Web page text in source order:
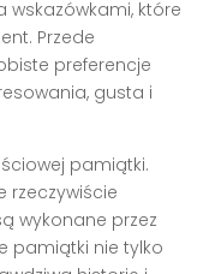
wskazówkami, które
Przede
preferencje
gusta i
pamiątki.
rzeczywiście
wykonane przez
pamiątki nie tylko